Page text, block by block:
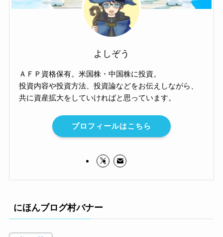
よしぞう
ＡＦＰ資格保有。米国株・中国株に投資。
投資内容や投資方法、投資論などをお伝えしながら、
共に資産拡大をしていければと思っています。
プロフィールはこちら
にほんブログ村バナー